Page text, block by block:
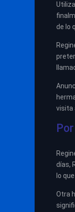
de lo
visita
días,
lo
Otra